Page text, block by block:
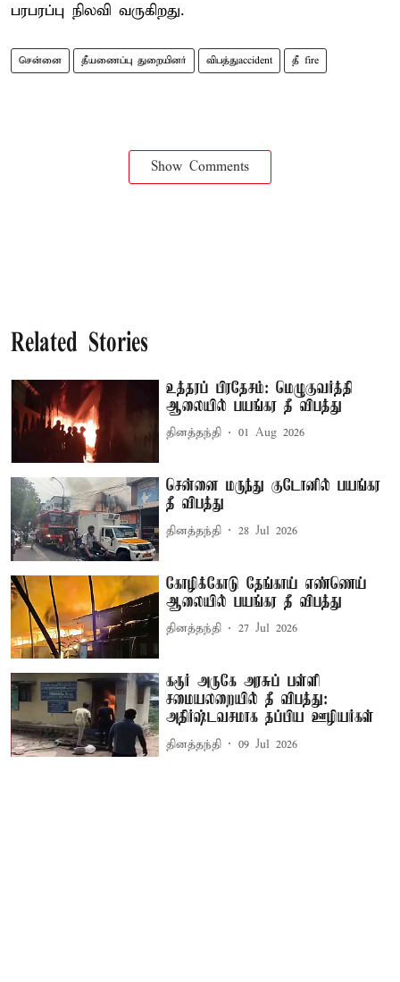
பரபரப்பு நிலவி வருகிறது.
சென்னை தீயணைப்பு துறையினர் விபத்துaccident தீ fire
Show Comments
Related Stories
உத்தரப் பிரதேசம்: மெழுகுவர்த்தி
ஆலையில் பயங்கர தீ விபத்து
தினத்தந்தி 01 Aug 2026
சென்னை மருந்து குடோனில் பயங்கர
தீ விபத்து
தினத்தந்தி 28 Jul 2026
கோழிக்கோடு தேங்காய் எண்ணெய்
ஆலையில் பயங்கர தீ விபத்து
தினத்தந்தி 27 Jul 2026
கரூர் அருகே அரசுப் பள்ளி
சமையலறையில் தீ விபத்து:
அதிர்ஷ்டவசமாக தப்பிய ஊழியர்கள்
தினத்தந்தி 09 Jul 2026